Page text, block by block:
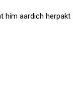
him aardich herpakt